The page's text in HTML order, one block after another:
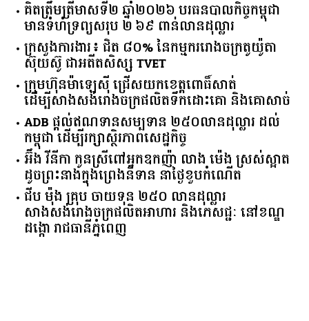
គិត​ត្រឹមត្រីមាស​ទី​២​ ​ឆ្នាំ​២០២៦​ បរធន​បាលកិច្ច​កម្ពុជា​ ​
មាន​ទំហំ​ទ្រព្យ​សរុប​ ​២.៦៩​ ​ពាន់លាន​ដុល្លារ​
ក្រសួង​ការងារ​៖ ​ជិត​ ​៨០​% ​នៃ​កម្មករ​រោងចក្រ​តូយ៉ូតា ​
ស៊ុយ​ស៊ូ ​ជា​អតីត​សិស្ស​ ​TVET​
ក្រុមហ៊ុន​ម៉ាឡេស៊ី ជ្រើសយកខេត្ដពោធិ៍សាត់
ដើម្បីសាងសង់រោងចក្រផលិតទឹកដោះគោ និងគោសាច់
ADB ផ្តល់ឥណទានសម្បទាន ២៥០លានដុល្លារ ដល់
កម្ពុជា ដើម្បីរក្សាស្ថិរភាពសេដ្ឋកិច្ច
អ៊ឹង វីនីកា កូនស្រីពៅអ្នកឧកញ៉ា លាង ម៉េង ស្រស់ស្អាត
ដូចព្រះនាងក្នុងព្រេងនិទាន នាថ្ងៃខួបកំណើត
ជីប ម៉ុង គ្រុប ចាយទុន ២៥០ លានដុល្លារ
សាងសង់រោងចក្រផលិតអាហារ និងភេសជ្ជៈ នៅខណ្ឌ
ដង្កោ រាជធានីភ្នំពេញ